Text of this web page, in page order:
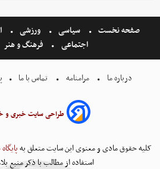
صفحه نخست سیاسی ورزشی
اجتماعی
فرهنگ و هنر
درباره ما مرامنامه تماس با ما
طراحی سایت خبری و
کلیه حقوق مادی و معنوی این سایت متعلق به
استفاده از مطالب با ذکر منبع